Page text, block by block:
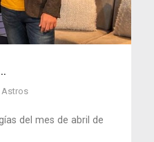
Astros
del mes de abril de